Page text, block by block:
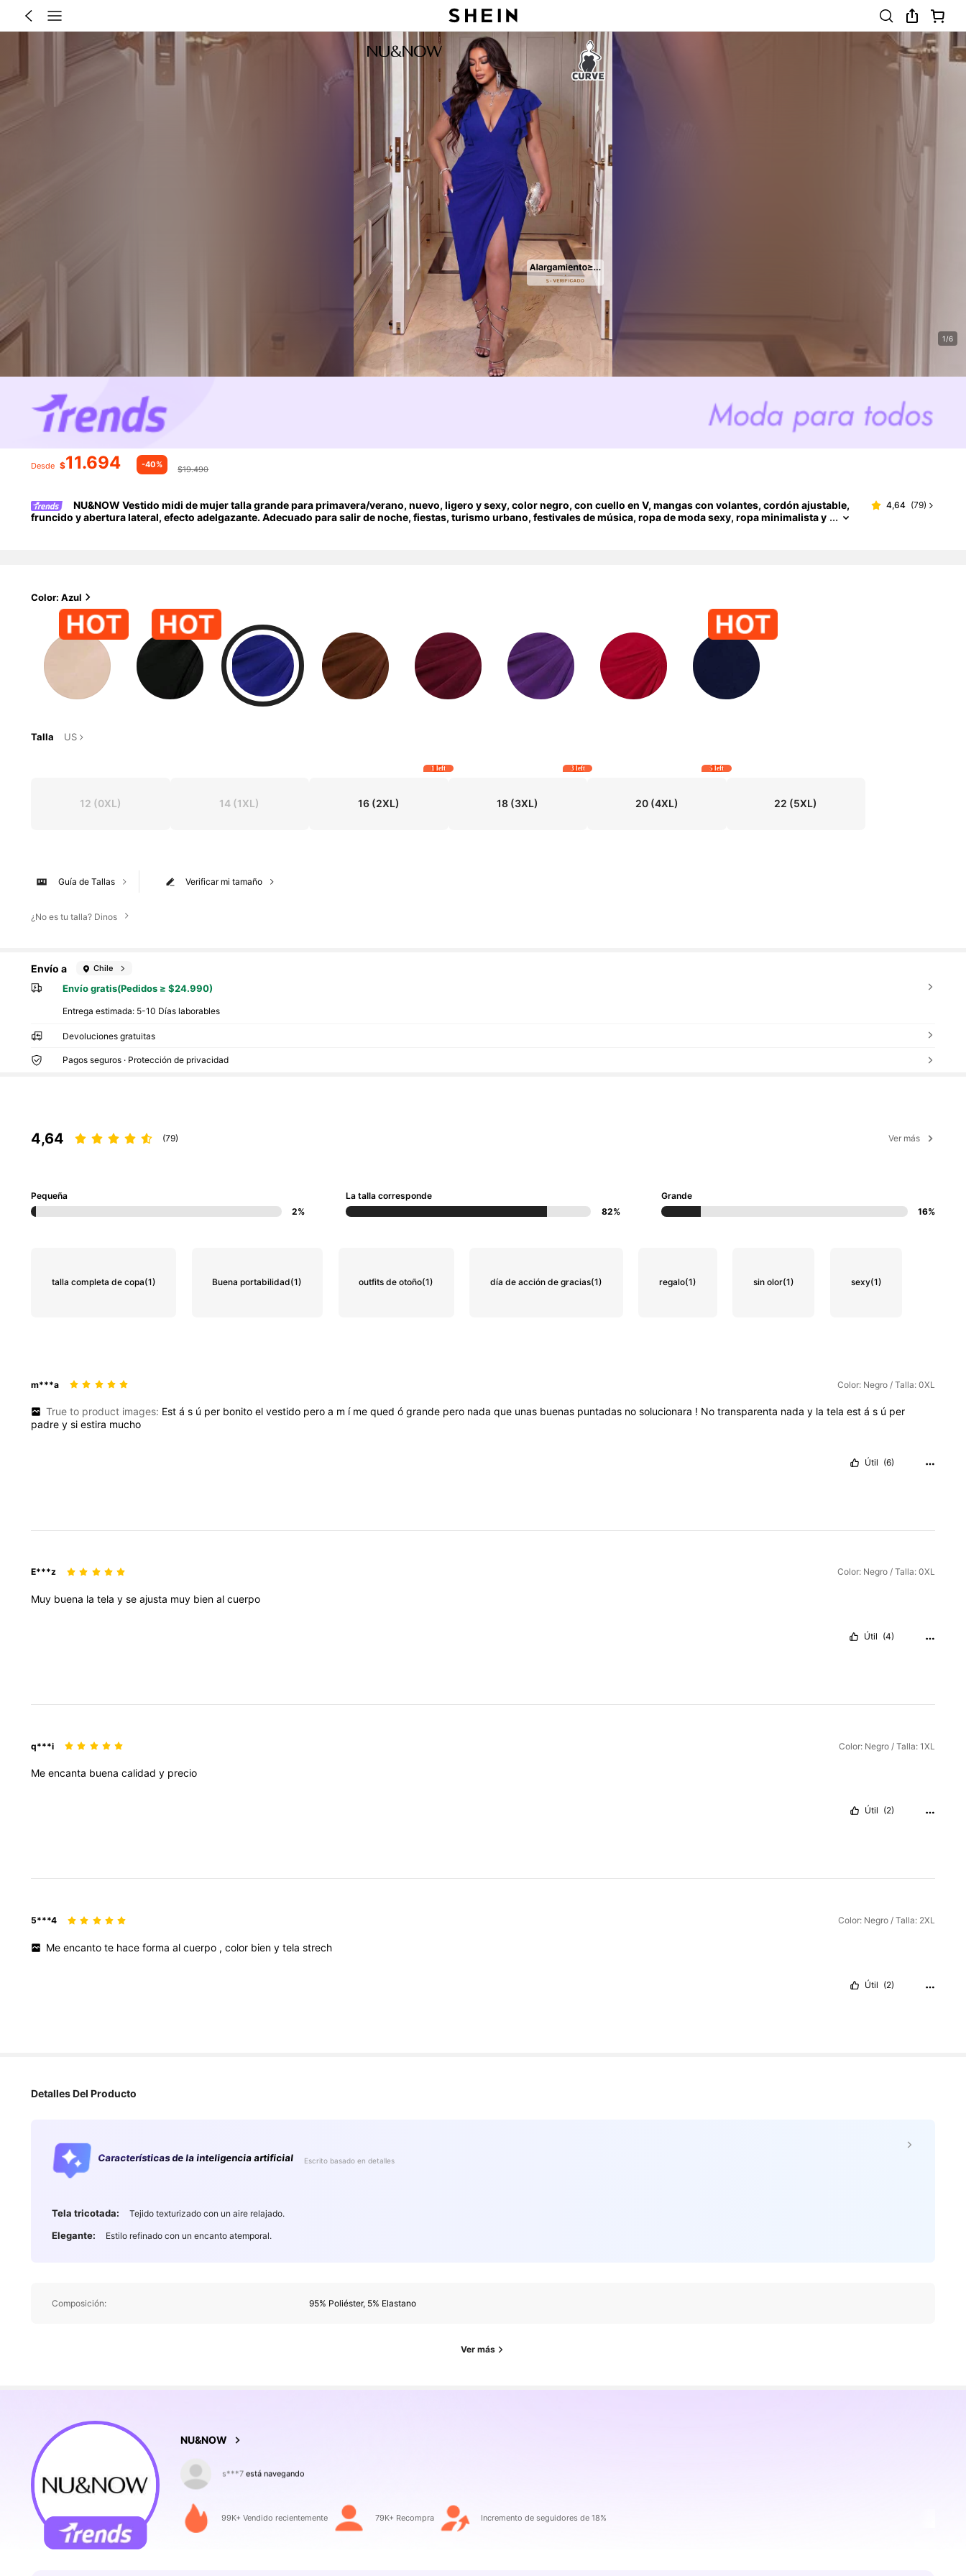
1/6
Desde $11.694 -40% $19.490
NU&NOW Vestido midi de mujer talla grande para primavera/verano, nuevo, ligero y sexy, color negro, con cuello en V, mangas con volantes, cordón ajustable,
fruncido y abertura lateral, efecto adelgazante. Adecuado para salir de noche, fiestas, turismo urbano, festivales de música, ropa de moda sexy, ropa minimalista y
4,64 (79)
Color: Azul
Talla US
12 (0XL) 14 (1XL) 16(2XL)
1 left
18 (3XL)
3 left
20(4XL)
5 left
22 (5XL)
Verificar mi tamaño
Guía de Tallas
¿No es tu talla? Dinos
Envío a Chile
Envío gratis(Pedidos ≥ $24.990)
Entrega estimada: 5-10 Días laborables
Devoluciones gratuitas
Pagos seguros · Protección de privacidad
4,64 (79) Ver más
Pequeña
2%
La talla corresponde
82%
Grande
16%
talla completa de copa(1) Buena portabilidad(1) outfits de otoño(1) día de acción de gracias(1) regalo(1) sin olor(1) sexy(1)
m***a Color: Negro / Talla: 0XL
True to product images: Estás ú per bonitoelvestido peroa m í mequedógrande pero nadaque unas buenas puntadas nosolucionara ! Notransparenta naday latelaestás ú per
padre y si estira mucho
Útil (6)
E***z Color: Negro / Talla: 0XL
Muy buena la tela y se ajusta muy bien al cuerpo
Útil (4)
q***i Color: Negro / Talla: 1XL
Me encanta buena calidad y precio
Útil (2)
5***4 Color: Negro / Talla: 2XL
Meencantote haceformaalcuerpo ,color bienytelastrech
Útil (2)
Detalles Del Producto
Características de la inteligencia artificial Escrito basado en detalles
Tela tricotada: Tejido texturizado con un aire relajado.
Elegante: Estilo refinado con un encanto atemporal.
Composición: 95% Poliéster, 5% Elastano
Ver más
NU&NOW
4,85
99K+ Vendido recientemente 79K+ Recompra Incremento de seguidores de 18%